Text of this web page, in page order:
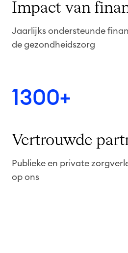
Impact van
Jaarlijks ondersteunde
de gezondheidszorg
1300+
Vertrouwde
Publieke en private
op ons